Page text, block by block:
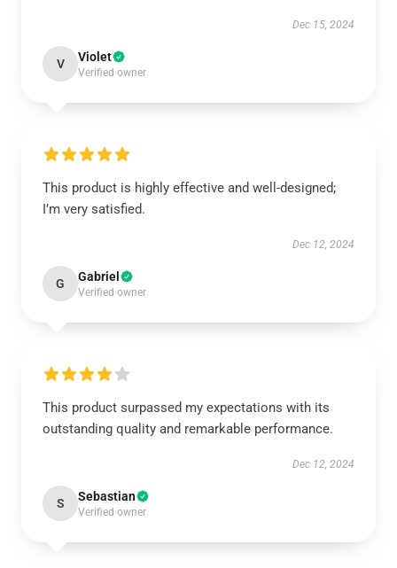
Dec 15, 2024
V Violet
Verified owner
This product is highly effective and well-designed;
I’m very satisfied.
Dec 12, 2024
G Gabriel
Verified owner
This product surpassed my expectations with its
outstanding quality and remarkable performance.
Dec 12, 2024
S Sebastian
Verified owner